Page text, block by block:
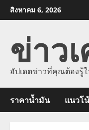
Skip
to
สิงหาคม 6, 2026
ข่าว
อัปเดตข่าวที่คุณต้องรู้
ราคาน้ำมัน แนวโ